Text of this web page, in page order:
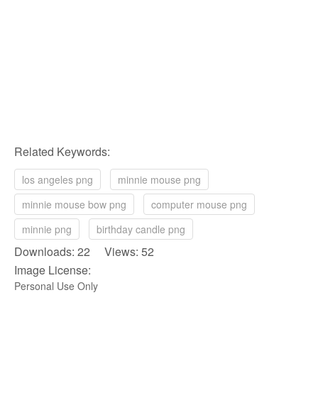
Related Keywords:
los angeles png
minnie mouse png
minnie mouse bow png
computer mouse png
minnie png
birthday candle png
Downloads: 22 Views: 52
Image License:
Personal Use Only